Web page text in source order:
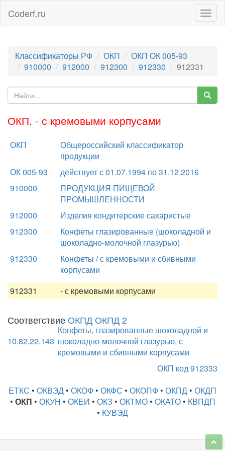
Coderf.ru
Классификаторы РФ ОКП
ОКП ОК 005-93
910000
912000 912300 912330 912331
ОКП. - с кремовыми корпусами
ОКП
Общероссийский классификатор
продукции
ОК 005-93
действует с 01.07.1994 по 31.12.2016
910000
ПРОДУКЦИЯ ПИЩЕВОЙ
ПРОМЫШЛЕННОСТИ
912000
Изделия кондитерские сахаристые
912300
Конфеты глазированные (шоколадной и
шоколадно-молочной глазурью)
912330
Конфеты / с кремовыми и сбивными
корпусами
912331
- с кремовыми корпусами
Соответствие ОКПД ОКПД 2
10.82.22.143
Конфеты, глазированные шоколадной и
шоколадно-молочной глазурью, с
кремовыми и сбивными корпусами
ОКП код 912333
ЕТКС • ОКВЭД • ОКОФ • ОКФС • ОКОПФ • ОКПД • ОКДП
• ОКП • ОКУН • ОКЕИ • ОКЗ • ОКТМО• ОКАТО• КВПДП
• КУВЭД